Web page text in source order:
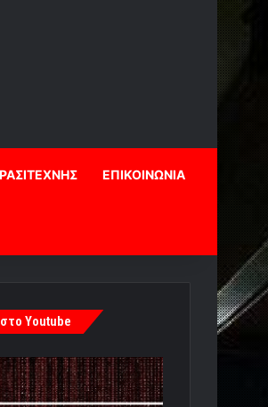
ΕΠΙΚΟΙΝΩΝΙΑ
Youtube